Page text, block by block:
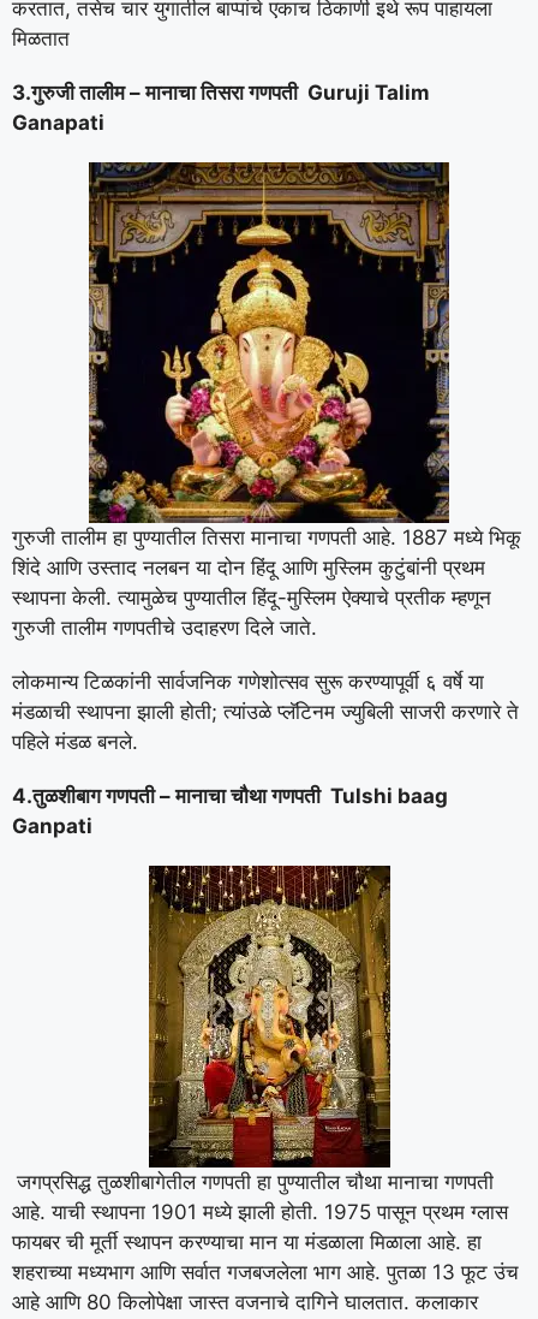
करतात, तसेच चार युगातील बाप्पांचे एकाच ठिकाणी इथे रूप पाहायला
मिळतात
3.गुरुजी तालीम – मानाचा तिसरा गणपती Guruji Talim
Ganapati
गुरुजी तालीम हा पुण्यातील तिसरा मानाचा गणपती आहे. 1887 मध्ये भिकू
शिंदे आणि उस्ताद नलबन या दोन हिंदू आणि मुस्लिम कुटुंबांनी प्रथम
स्थापना केली. त्यामुळेच पुण्यातील हिंदू-मुस्लिम ऐक्याचे प्रतीक म्हणून
गुरुजी तालीम गणपतीचे उदाहरण दिले जाते.
लोकमान्य टिळकांनी सार्वजनिक गणेशोत्सव सुरू करण्यापूर्वी ६ वर्षे या
मंडळाची स्थापना झाली होती; त्यांउळे प्लॅटिनम ज्युबिली साजरी करणारे ते
पहिले मंडळ बनले.
4.तुळशीबाग गणपती – मानाचा चौथा गणपती Tulshi baag
Ganpati
जगप्रसिद्ध तुळशीबागेतील गणपती हा पुण्यातील चौथा मानाचा गणपती
आहे. याची स्थापना 1901 मध्ये झाली होती. 1975 पासून प्रथम ग्लास
फायबर ची मूर्ती स्थापन करण्याचा मान या मंडळाला मिळाला आहे. हा
शहराच्या मध्यभाग आणि सर्वात गजबजलेला भाग आहे. पुतळा 13 फूट उंच
आहे आणि 80 किलोपेक्षा जास्त वजनाचे दागिने घालतात. कलाकार